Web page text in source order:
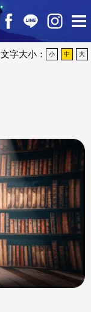
文字大小： 小 中 大